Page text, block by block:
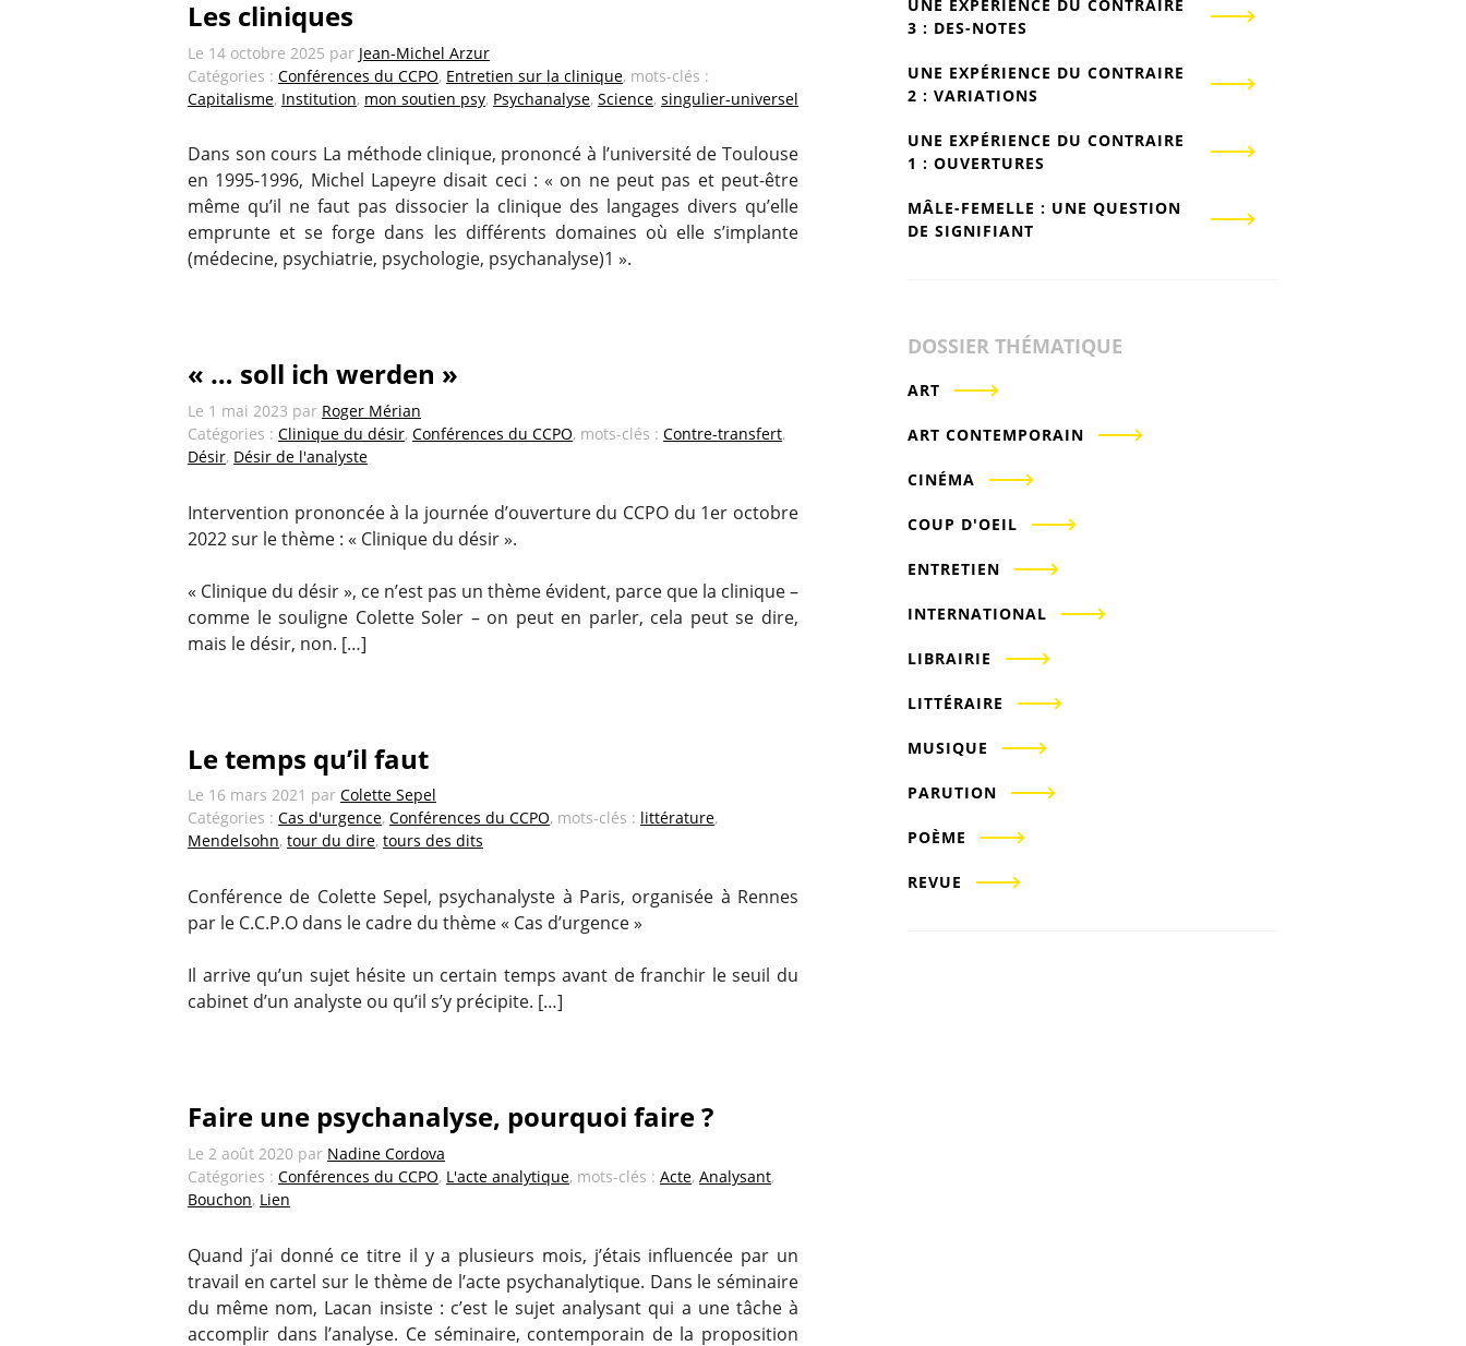
Les cliniques
Le 14 octobre 2025 par Jean-Michel Arzur
Catégories : Conférences du CCPO, Entretien sur la clinique, mots-clés :
Capitalisme, Institution, mon soutien psy, Psychanalyse, Science, singulier-universel
Dans son cours La méthode clinique, prononcé à l’université de Toulouse
en 1995-1996, Michel Lapeyre disait ceci : « on ne peut pas et peut-être
même qu’il ne faut pas dissocier la clinique des langages divers qu’elle
emprunte et se forge dans les différents domaines où elle s’implante
(médecine, psychiatrie, psychologie, psychanalyse)1 ».
« … soll ich werden »
Le 1 mai 2023 par Roger Mérian
Catégories : Clinique du désir, Conférences du CCPO, mots-clés : Contre-transfert,
Désir, Désir de l'analyste
Intervention prononcée à la journée d’ouverture du CCPO du 1er octobre
2022 sur le thème : « Clinique du désir ».
« Clinique du désir », ce n’est pas un thème évident, parce que la clinique –
comme le souligne Colette Soler – on peut en parler, cela peut se dire,
mais le désir, non. […]
Le temps qu’il faut
Le 16 mars 2021 par Colette Sepel
Catégories : Cas d'urgence, Conférences du CCPO, mots-clés : littérature,
Mendelsohn, tour du dire, tours des dits
Conférence de Colette Sepel, psychanalyste à Paris, organisée à Rennes
par le C.C.P.O dans le cadre du thème « Cas d’urgence »
Il arrive qu’un sujet hésite un certain temps avant de franchir le seuil du
cabinet d’un analyste ou qu’il s’y précipite. […]
Faire une psychanalyse, pourquoi faire ?
Le 2 août 2020 par Nadine Cordova
Catégories : Conférences du CCPO, L'acte analytique, mots-clés : Acte, Analysant,
Bouchon, Lien
Quand j’ai donné ce titre il y a plusieurs mois, j’étais influencée par un
travail en cartel sur le thème de l’acte psychanalytique. Dans le séminaire
du même nom, Lacan insiste : c’est le sujet analysant qui a une tâche à
accomplir dans l’analyse. Ce séminaire, contemporain de la proposition
UNE EXPÉRIENCE DU CONTRAIRE
3 : DES-NOTES
UNE EXPÉRIENCE DU CONTRAIRE
2 : VARIATIONS
UNE EXPÉRIENCE DU CONTRAIRE
1 : OUVERTURES
MÂLE-FEMELLE : UNE QUESTION
DE SIGNIFIANT
DOSSIER THÉMATIQUE
ART
ART CONTEMPORAIN
CINÉMA
COUP D'OEIL
ENTRETIEN
INTERNATIONAL
LIBRAIRIE
LITTÉRAIRE
MUSIQUE
PARUTION
POÈME
REVUE